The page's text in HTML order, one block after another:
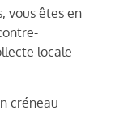
vous êtes en
locale
créneau